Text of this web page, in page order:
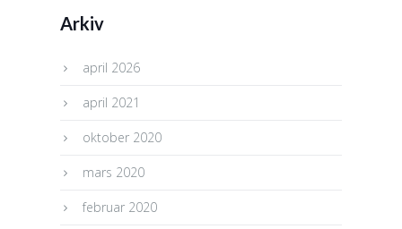
Arkiv
april 2026
april 2021
oktober 2020
mars 2020
februar 2020